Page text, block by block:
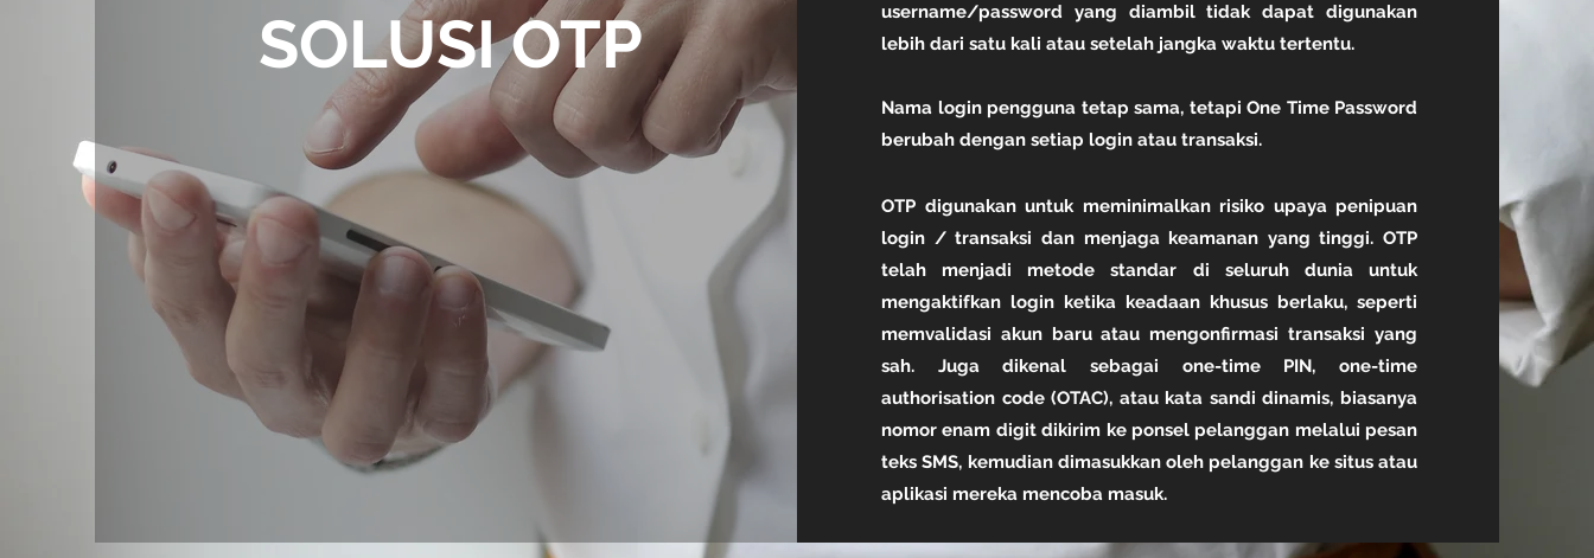
SOLUSI OTP
username/password yang diambil tidak dapat digunakan
lebih dari satu kali atau setelah jangka waktu tertentu.
Nama login pengguna tetap sama, tetapi One Time Password
berubah dengan setiap login atau transaksi.
OTP digunakan untuk meminimalkan risiko upaya penipuan
login / transaksi dan menjaga keamanan yang tinggi. OTP
telah menjadi metode standar di seluruh dunia untuk
mengaktifkan login ketika keadaan khusus berlaku, seperti
memvalidasi akun baru atau mengonfirmasi transaksi yang
sah. Juga dikenal sebagai one-time PIN, one-time
authorisation code (OTAC), atau kata sandi dinamis, biasanya
nomor enam digit dikirim ke ponsel pelanggan melalui pesan
teks SMS, kemudian dimasukkan oleh pelanggan ke situs atau
aplikasi mereka mencoba masuk.